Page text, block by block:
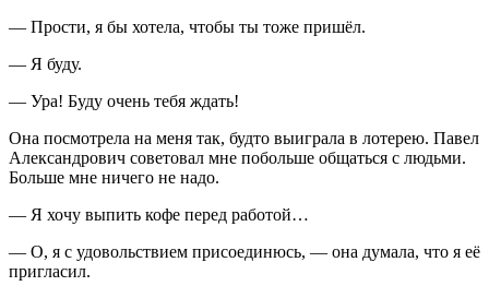
— Прости, я бы хотела, чтобы ты тоже пришёл.
— Я буду.
— Ура! Буду очень тебя ждать!
Она посмотрела на меня так, будто выиграла в лотерею. Павел
Александрович советовал мне побольше общаться с людьми.
Больше мне ничего не надо.
— Я хочу выпить кофе перед работой…
— О, я с удовольствием присоединюсь, — она думала, что я её
пригласил.